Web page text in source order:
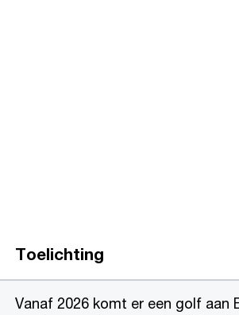
Toelichting
Vanaf 2026 komt er een golf aan